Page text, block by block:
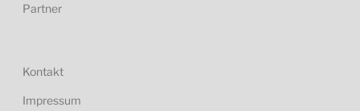
Partner
Kontakt
Impressum